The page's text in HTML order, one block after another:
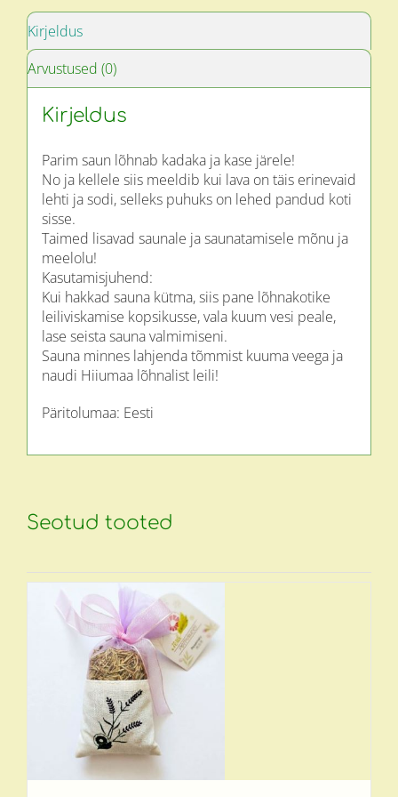
Kirjeldus
Arvustused (0)
Kirjeldus
Parim saun lõhnab kadaka ja kase järele!
No ja kellele siis meeldib kui lava on täis erinevaid
lehti ja sodi, selleks puhuks on lehed pandud koti
sisse.
Taimed lisavad saunale ja saunatamisele mõnu ja
meelolu!
Kasutamisjuhend:
Kui hakkad sauna kütma, siis pane lõhnakotike
leiliviskamise kopsikusse, vala kuum vesi peale,
lase seista sauna valmimiseni.
Sauna minnes lahjenda tõmmist kuuma veega ja
naudi Hiiumaa lõhnalist leili!
Päritolumaa: Eesti
Seotud tooted